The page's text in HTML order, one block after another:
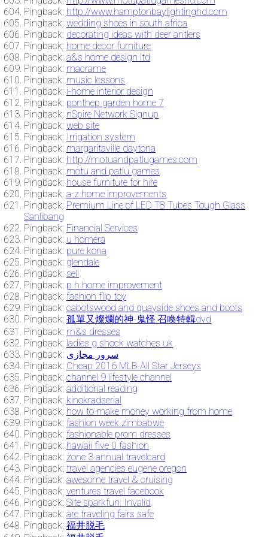
Pingback: http://www.hamptonbaylightinghd.com
Pingback: wedding shoes in south africa
Pingback: decorating ideas with deer antlers
Pingback: home decor furniture
Pingback: a&s home design ltd
Pingback: macrame
Pingback: music lessons
Pingback: i-home interior design
Pingback: ponthep garden home 7
Pingback: nSpire Network Signup
Pingback: web site
Pingback: Irrigation system
Pingback: margaritaville daytona
Pingback: http://motuandpatlugames.com
Pingback: motu and patlu games
Pingback: house furniture for hire
Pingback: a-z home improvements
Pingback: Premium Line of LED T8 Tubes Tough Glass
Sanlibang
Pingback: Financial Services
Pingback: u homera
Pingback: pure kona
Pingback: glendale
Pingback: sell
Pingback: p h home improvement
Pingback: fashion flip toy
Pingback: cabotswood and quayside shoes and boots
Pingback: 孤單又燦爛的神-鬼怪.召喚特輯dvd
Pingback: m&s dresses
Pingback: ladies g shock watches uk
Pingback: سرور مجازی
Pingback: Cheap 2016 MLB All Star Jerseys
Pingback: channel 9 lifestyle channel
Pingback: additional reading
Pingback: kinokradserial
Pingback: how to make money working from home
Pingback: fashion week zimbabwe
Pingback: fashionable prom dresses
Pingback: hawaii five 0 fashion
Pingback: zone 3 annual travelcard
Pingback: travel agencies eugene oregon
Pingback: awesome travel & cruising
Pingback: ventures travel facebook
Pingback: Site sparkfun: Invalid
Pingback: are traveling fairs safe
Pingback: 福井脱毛